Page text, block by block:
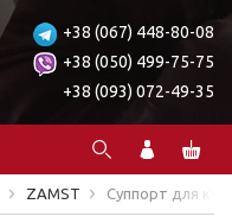
+38 (067) 448-80-08
+38 (050) 499-75-75
+38 (093) 072-49-35
ZAMST Суппорт для